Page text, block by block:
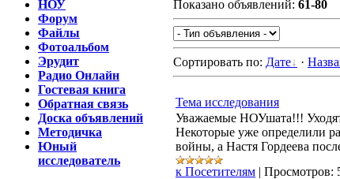
НОУ
Форум
Файлы
Фотоальбом
Эрудит
Радио Онлайн
Гостевая книга
Обратная связь
Доска объявлений
Методичка
Юный
исследователь
Показано объявлений: 61-80
Сортировать по: Дате ·
Тема исследования
Уважаемые НОУшата!!!
Некоторые уже определили
войны, а Настя Гордеева
к Посетителям | Просмотров: